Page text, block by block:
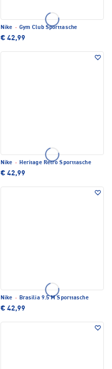
Nike · Gym Club Sporttasche
€ 42,99
Nike · Heritage Retro Sporttasche
€ 42,99
Nike · Brasilia 9.5 M Sporttasche
€ 42,99